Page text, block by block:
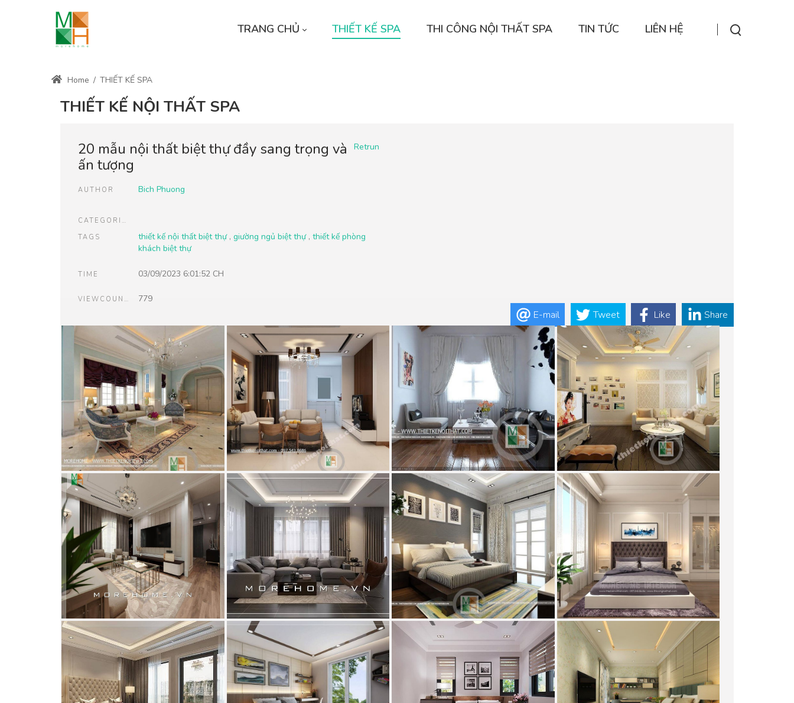
TRANG CHỦ THIẾT KẾ SPA THI CÔNG NỘI THẤT SPA TIN TỨC LIÊN HỆ
Home / THIẾT KẾ SPA
THIẾT KẾ NỘI THẤT SPA
E-mail Tweet Like Share
Retrun
20 mẫu nội thất biệt thự đầy sang trọng và
ấn tượng
AUTHOR Bich Phuong
CATEGORIES
TAGS
thiết kế nội thất biệt thự, giường ngủ biệt thự, thiết kế phòng
khách biệt thự
TIME 03/09/2023 6:01:52 CH
VIEWCOUNT 779